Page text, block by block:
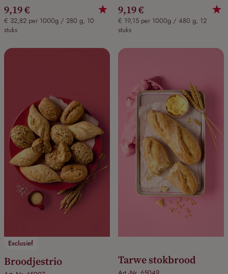
9,19 €
€ 32,82 per 1000g / 280 g, 10
stuks
9,19 €
€ 19,15 per 1000g / 480 g, 12
stuks
Exclusief
Broodjestrio Tarwe stokbrood